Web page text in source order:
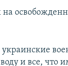
на
украинские
и все, что